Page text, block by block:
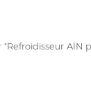
AlN